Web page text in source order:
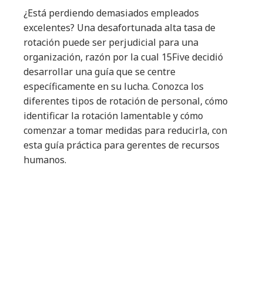
¿Está perdiendo demasiados empleados
excelentes? Una desafortunada alta tasa de
rotación puede ser perjudicial para una
organización, razón por la cual 15Five decidió
desarrollar una guía que se centre
específicamente en su lucha. Conozca los
diferentes tipos de rotación de personal, cómo
identificar la rotación lamentable y cómo
comenzar a tomar medidas para reducirla, con
esta guía práctica para gerentes de recursos
humanos.